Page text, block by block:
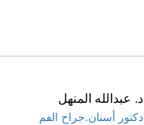
د. عبدالله المنهل
دكتور أسنان,جراح الفم